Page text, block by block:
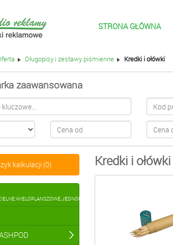
STRONA GŁÓWNA
Długopisy i zestawy piśmienne Kredki i ołówki
zaawansowana
kalkulacji (0) Kredki i ołówki